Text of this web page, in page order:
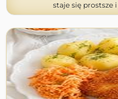
staje się prostsze